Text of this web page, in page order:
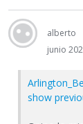
alberto
junio
show